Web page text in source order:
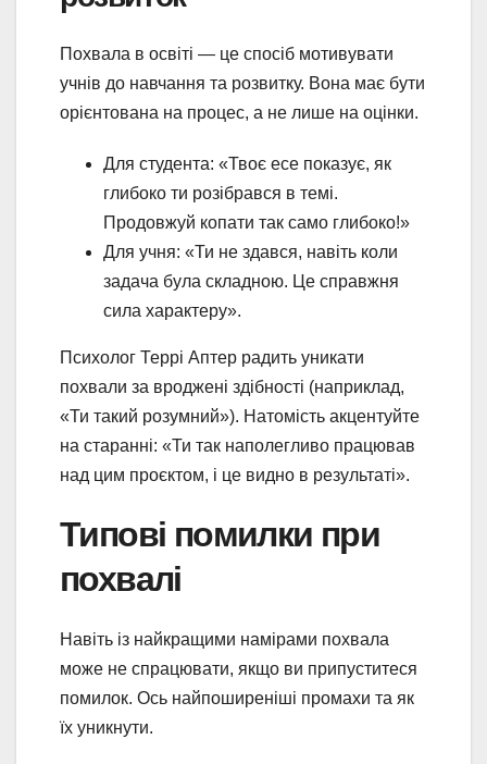
Похвала в освіті — це спосіб мотивувати
учнів до навчання та розвитку. Вона має бути
орієнтована на процес, а не лише на оцінки.
Для студента: «Твоє есе показує, як
глибоко ти розібрався в темі.
Продовжуй копати так само глибоко!»
Для учня: «Ти не здався, навіть коли
задача була складною. Це справжня
сила характеру».
Психолог Террі Аптер радить уникати
похвали за вроджені здібності (наприклад,
«Ти такий розумний»). Натомість акцентуйте
на старанні: «Ти так наполегливо працював
над цим проєктом, і це видно в результаті».
Типові помилки при
похвалі
Навіть із найкращими намірами похвала
може не спрацювати, якщо ви припуститеся
помилок. Ось найпоширеніші промахи та як
їх уникнути.